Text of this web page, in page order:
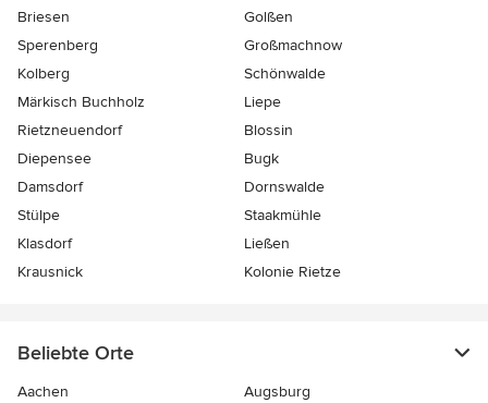
Briesen
Golßen
Sperenberg
Großmachnow
Kolberg
Schönwalde
Märkisch Buchholz
Liepe
Rietzneuendorf
Blossin
Diepensee
Bugk
Damsdorf
Dornswalde
Stülpe
Staakmühle
Klasdorf
Ließen
Krausnick
Kolonie Rietze
Beliebte Orte
Aachen
Augsburg